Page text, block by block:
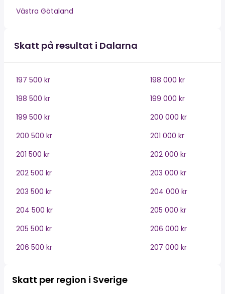
Västra Götaland
Skatt på resultat i Dalarna
197 500 kr
198 000 kr
198 500 kr
199 000 kr
199 500 kr
200 000 kr
200 500 kr
201 000 kr
201 500 kr
202 000 kr
202 500 kr
203 000 kr
203 500 kr
204 000 kr
204 500 kr
205 000 kr
205 500 kr
206 000 kr
206 500 kr
207 000 kr
Skatt per region i Sverige